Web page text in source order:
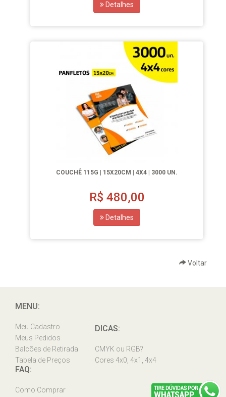
Detalhes
COUCHÊ 115G | 15X20CM | 4X4 | 3000 UN.
R$ 480,00
Detalhes
Voltar
MENU:
Meu Cadastro
Meus Pedidos
Balcões de Retirada
Tabela de Preços
DICAS:
CMYK ou RGB?
Cores 4x0, 4x1, 4x4
FAQ:
Como Comprar